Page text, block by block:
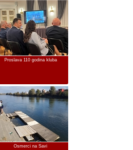
Proslava 110 godina kluba
Osmerci na Savi